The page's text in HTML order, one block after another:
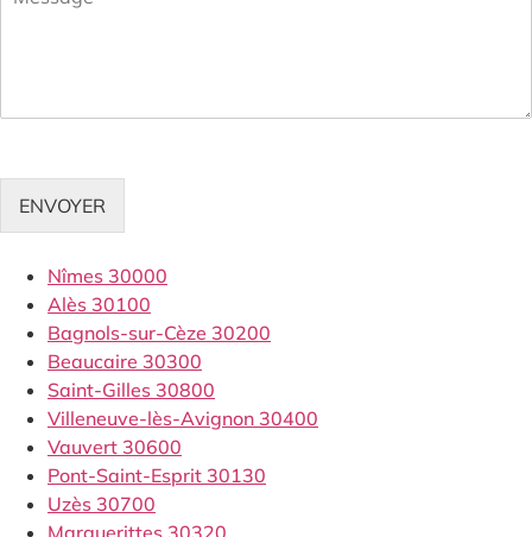
ENVOYER
Nîmes 30000
Alès 30100
Bagnols-sur-Cèze 30200
Beaucaire 30300
Saint-Gilles 30800
Villeneuve-lès-Avignon 30400
Vauvert 30600
Pont-Saint-Esprit 30130
Uzès 30700
Marguerittes 30320